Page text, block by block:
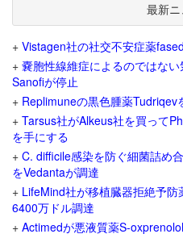
最新
+ Vistagen社の社交不安症薬
+ 嚢胞性線維症によるのではな
Sanofiが停止
+ Replimuneの黒色腫薬Tudriqev
+ Tarsus社がAlkeus社を買って
を手にする
+ C. difficile感染を防ぐ細菌詰め
をVedantaが調達
+ LifeMind社が移植臓器拒絶予
6400万ドル調達
+ Actimedが悪液質薬S-